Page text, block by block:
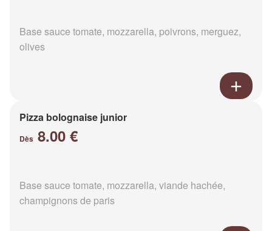
Base sauce tomate, mozzarella, poivrons, merguez,
olives
Pizza bolognaise junior
Dès 8.00 €
Base sauce tomate, mozzarella, viande hachée,
champignons de paris